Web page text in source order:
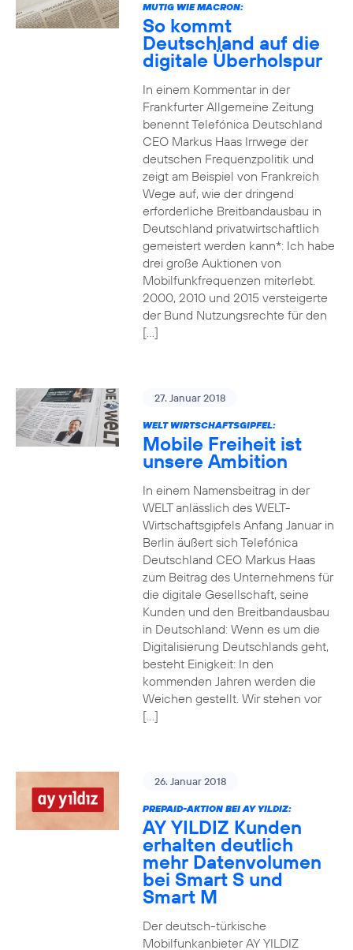
MUTIG WIE MACRON:
So kommt
Deutschland auf die
digitale Überholspur
In einem Kommentar in der
Frankfurter Allgemeine Zeitung
benennt Telefónica Deutschland
CEO Markus Haas Irrwege der
deutschen Frequenzpolitik und
zeigt am Beispiel von Frankreich
Wege auf, wie der dringend
erforderliche Breitbandausbau in
Deutschland privatwirtschaftlich
gemeistert werden kann*: Ich habe
drei große Auktionen von
Mobilfunkfrequenzen miterlebt.
2000, 2010 und 2015 versteigerte
der Bund Nutzungsrechte für den
[…]
27. Januar 2018
WELT WIRTSCHAFTSGIPFEL:
Mobile Freiheit ist
unsere Ambition
In einem Namensbeitrag in der
WELT anlässlich des WELT-
Wirtschaftsgipfels Anfang Januar in
Berlin äußert sich Telefónica
Deutschland CEO Markus Haas
zum Beitrag des Unternehmens für
die digitale Gesellschaft, seine
Kunden und den Breitbandausbau
in Deutschland: Wenn es um die
Digitalisierung Deutschlands geht,
besteht Einigkeit: In den
kommenden Jahren werden die
Weichen gestellt. Wir stehen vor
[…]
26. Januar 2018
PREPAID-AKTION BEI AY YILDIZ:
AY YILDIZ Kunden
erhalten deutlich
mehr Datenvolumen
bei Smart S und
Smart M
Der deutsch-türkische
Mobilfunkanbieter AY YILDIZ